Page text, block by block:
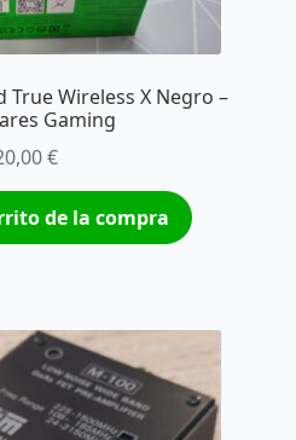
True Wireless X Negro –
Gaming
€
de la compra